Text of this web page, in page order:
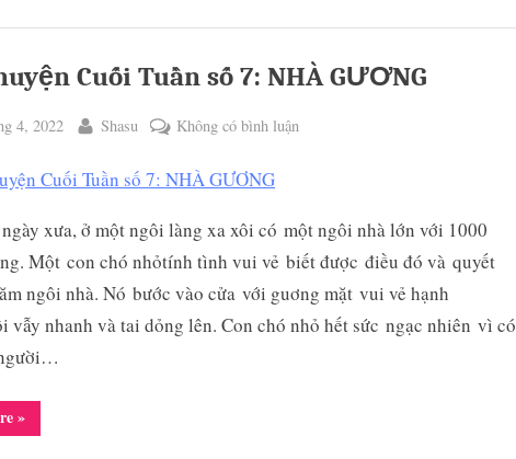
HƯỞNG
ĐỜI” Cuối Tuần số 7: NHÀ GƯƠNG
4, 2022 By
Shasu Không có bình luận
Tuần
số
7:
NHÀ
xưa, ở một ngôi làng xa xôi có một ngôi nhà lớn với 1000
Một con chó nhỏtính tình vui vẻ biết được điều đó và quyết
ngôi nhà. Nó bước vào cửa với guơng mặt vui vẻ hạnh
vẫy nhanh và tai dỏng lên. Con chó nhỏ hết sức ngạc nhiên vì có
“Câu
Chuyện
»